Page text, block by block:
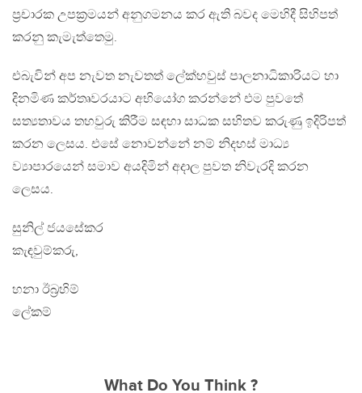
ප්‍රචාරක උපක්‍රමයන් අනුගමනය කර ඇති බවද මෙහිදී සිහිපත්
කරනු කැමැත්තෙමු.
එබැවින් අප නැවත නැවතත් ලේක්හවුස් පාලනාධිකාරියට හා
දිනමිණ කර්තෘවරයාට අභියෝග කරන්නේ එම පුවතේ
සත්‍යතාවය තහවුරු කිරීම සඳහා සාධක සහිතව කරුණු ඉදිරිපත්
කරන ලෙසය. එසේ නොවන්නේ නම් නිදහස් මාධ්‍ය
ව්‍යාපාරයෙන් සමාව අයදිමින් අදාල පුවත නිවැරදි කරන
ලෙසය.
සුනිල් ජයසේකර
කැඳවුම්කරු,
හනා ඊබ්‍රහිම්
ලේකම්
What Do You Think ?